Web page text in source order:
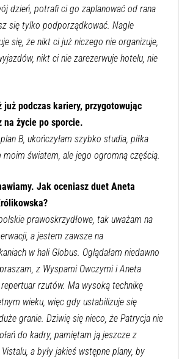
dzień, potrafi ci go zaplanować od rana
się tylko podporządkować. Nagle
się, że nikt ci już niczego nie organizuje,
nikt ci nie zarezerwuje hotelu, nie
już podczas kariery, przygotowując
na życie po sporcie.
B, ukończyłam szybko studia, piłka
moim światem, ale jego ogromną częścią.
Jak oceniasz duet Aneta
prawoskrzydłowe, tak uważam na
a jestem zawsze na
w hali Globus. Oglądałam niedawno
z Wyspami Owczymi i Aneta
rzutów. Ma wysoką technikę
wieku, więc gdy ustabilizuje się
granie. Dziwię się nieco, że Patrycja nie
do kadry, pamiętam ją jeszcze z
a były jakieś wstępne plany, by